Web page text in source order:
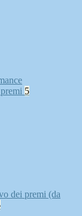
5
dei premi (da